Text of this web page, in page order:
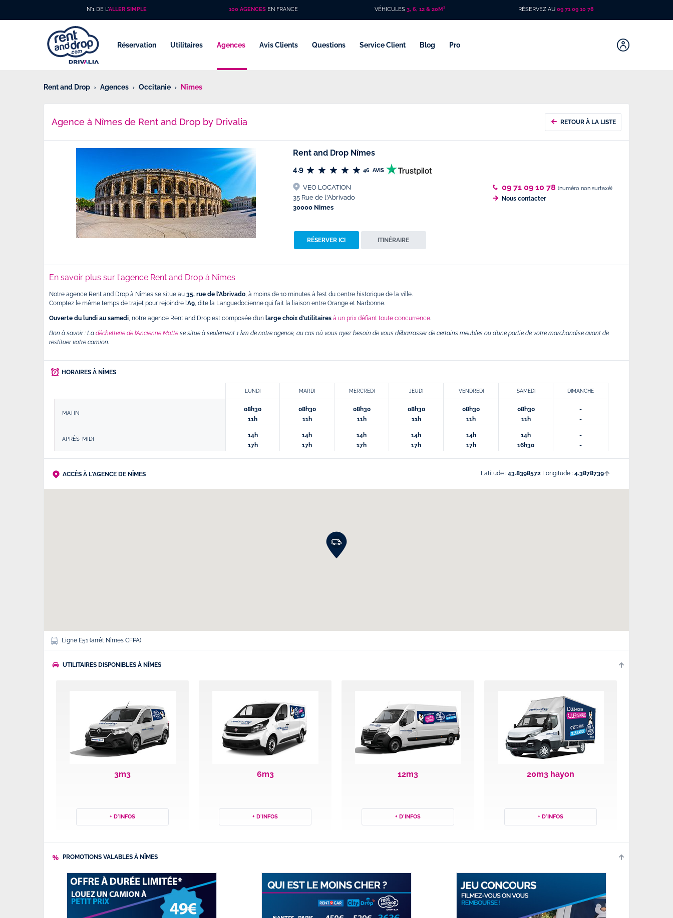
N°1 DE L'ALLER SIMPLE 100 AGENCESEN FRANCE VÉHICULES 3, 6, 12 & 20M³ RÉSERVEZ AU09 71 09 10 78
Réservation Utilitaires Agences Avis Clients Questions Service Client Blog Pro
Rent and Drop Agences Occitanie Nîmes
Agence à Nîmes de Rent and Drop by Drivalia RETOUR À LA LISTE
Rent and Drop Nîmes
4.9 46AVIS
VEO LOCATION
35 Rue de l'Abrivado
30000 Nimes
RÉSERVER ICI ITINÉRAIRE
09 71 09 10 78(numéro non surtaxé)
Nous contacter
En savoir plus sur l'agence Rent and Drop à Nîmes
Notre agence Rent and Drop à Nîmes se situe au 35, rue de l’Abrivado, à moins de 10 minutes à l’est du centre historique de la ville.
Comptez le même temps de trajet pour rejoindre l’A9, dite la Languedocienne qui fait la liaison entre Orange et Narbonne.
Ouverte du lundi au samedi, notre agence Rent and Drop est composée d’un large choix d’utilitaires à un prix défiant toute concurrence.
Bon à savoir : La déchetterie de l’Ancienne Motte se situe à seulement 1 km de notre agence, au cas où vous ayez besoin de vous débarrasser de certains meubles ou d’une partie de votre marchandise avant de
restituer votre camion.
HORAIRES À NÎMES
LUNDI MARDI MERCREDI JEUDI VENDREDI SAMEDI DIMANCHE
MATIN
08h30
11h
08h30
11h
08h30
11h
08h30
11h
08h30
11h
08h30
11h
-
-
APRÈS-MIDI
14h
17h
14h
17h
14h
17h
14h
17h
14h
17h
14h
16h30
-
-
ACCÈS À L'AGENCE DE NÎMES Latitude : 43.8398572 Longitude : 4.3878739
Ligne E51 (arrêt Nîmes CFPA)
UTILITAIRES DISPONIBLES À NÎMES
3m3
+ D'INFOS
6m3
+ D'INFOS
12m3
+ D'INFOS
20m3 hayon
+ D'INFOS
PROMOTIONS VALABLES À NÎMES